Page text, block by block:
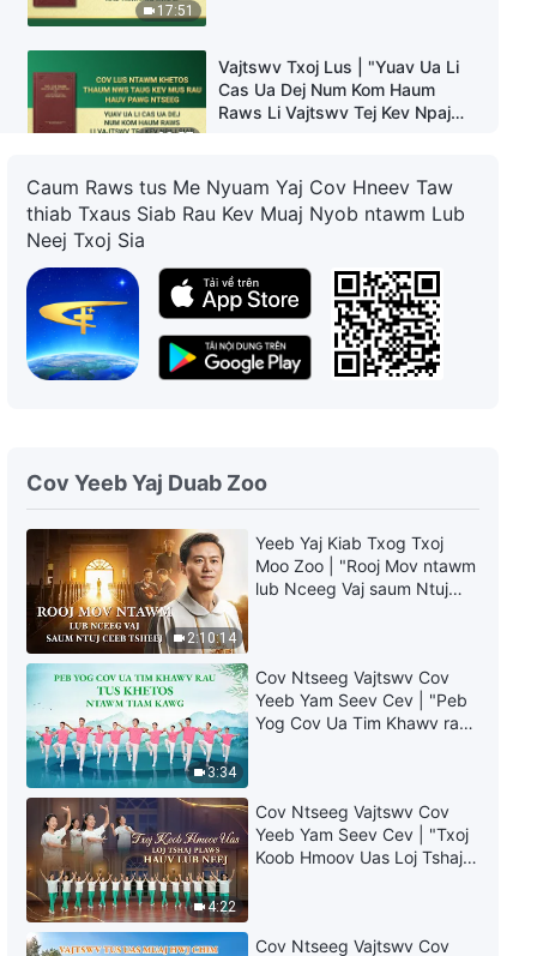
17:51
23:57
Vajtswv Txoj Lus | "Yuav Ua Li
Cas Ua Dej Num Kom Haum
Raws Li Vajtswv Tej Kev Npaj
7:06
Vajtswv Txoj Lus | "Hais Txog
Qhov Vajtswv Siv Tib Neeg"
Vajtswv Txoj Lus | "Cov Lus Txib
ntawm Tiam Tshiab"
Vaj Ib Txhiab Xyoo Tau Los Txog
Lawm"
22:20
Vajtswv Txoj Lus | "Koj Yuav
Tsum Paub Tias Tus Vajtswv
Uas Muaj Tiag Ces Yog Vajtswv
Tus Kheej Ntag"
27:12
Vajtswv Txoj Lus | “Qhov Paub
Vajtswv Tes Dej Num Hnub No”
16:44
Vajtswv Txoj Lus | "Vajtswv Tes
Hauj Lwm Puas Yooj Yim Npaum
Li Tib Neeg Xav?"
Caum Raws tus Me Nyuam Yaj Cov Hneev Taw
thiab Txaus Siab Rau Kev Muaj Nyob ntawm Lub
Neej Txoj Sia
Cov Yeeb Yaj Duab Zoo
2:10:14
Yeeb Yaj Kiab Txog Txoj
Moo Zoo | "Rooj Mov ntawm
lub Nceeg Vaj saum Ntuj
3:34
Cov Ntseeg Vajtswv Cov
Yeeb Yam Seev Cev | "Peb
Yog Cov Ua Tim Khawv rau
4:22
Cov Ntseeg Vajtswv Cov
Yeeb Yam Seev Cev | "Txoj
Koob Hmoov Uas Loj Tshaj
Cov Ntseeg Vajtswv Cov